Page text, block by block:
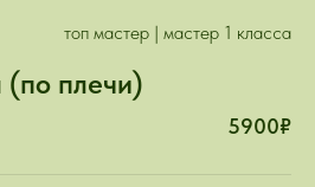
топ мастер | мастер 1 класса
плечи)
5900₽